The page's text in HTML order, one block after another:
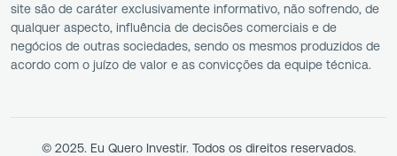
site são de caráter exclusivamente informativo, não sofrendo, de
qualquer aspecto, influência de decisões comerciais e de
negócios de outras sociedades, sendo os mesmos produzidos de
acordo com o juízo de valor e as convicções da equipe técnica.
© 2025. Eu Quero Investir. Todos os direitos reservados.